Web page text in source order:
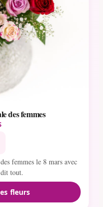
des femmes
femmes le 8 mars avec
tout.
fleurs